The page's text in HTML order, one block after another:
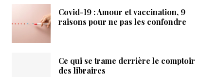
Covid-19 : Amour et vaccination, 9
raisons pour ne pas les confondre
Ce qui se trame derrière le comptoir
des libraires